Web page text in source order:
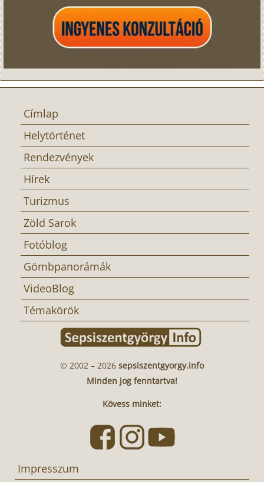
Címlap
Helytörténet
Rendezvények
Hírek
Turizmus
Zöld Sarok
Fotóblog
Gömbpanorámák
VideoBlog
Témakörök
© 2002 – 2026 sepsiszentgyorgy.info
Minden jog fenntartva!
Kövess minket:
Impresszum